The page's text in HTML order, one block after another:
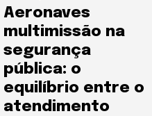
Aeronaves
multimissão na
segurança
pública: o
equilíbrio entre o
atendimento